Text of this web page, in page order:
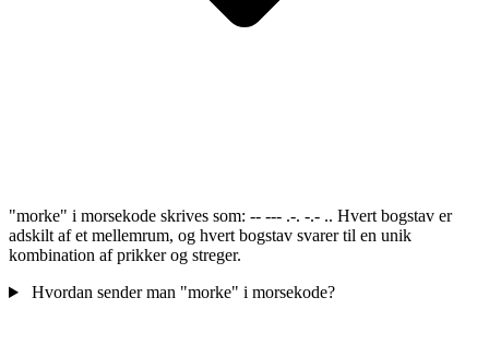
"morke" i morsekode skrives som: -- --- .-. -.- .. Hvert bogstav er
adskilt af et mellemrum, og hvert bogstav svarer til en unik
kombination af prikker og streger.
Hvordan sender man "morke" i morsekode?